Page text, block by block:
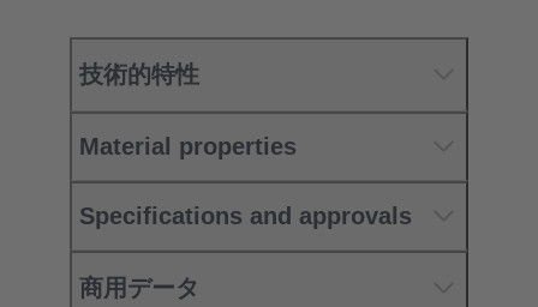
技術的特性
Material properties
Specifications and approvals
商用データ